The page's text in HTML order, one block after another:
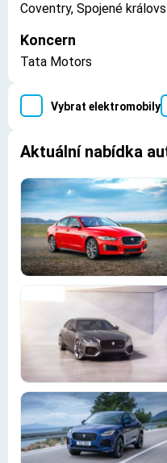
Coventry, Spojené
Koncern
Tata Motors
Vybrat elektromobily
Aktuální nabídka